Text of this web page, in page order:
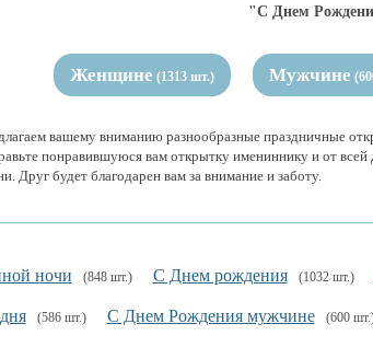
"С Днем
Женщине (1313 шт.) Мужчине
вашему вниманию разнообразные праздничные
понравившуюся вам открытку имениннику и от
Друг будет благодарен вам за внимание и заботу.
ночи (848 шт.) С Днем рождения (1032 шт.)
(586 шт.) С Днем Рождения мужчине (600